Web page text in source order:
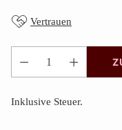
Vertrauen
Anzahl
Inklusive Steuer.